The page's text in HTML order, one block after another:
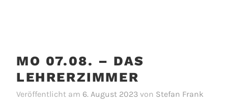
MO 07.08. – DAS
LEHRERZIMMER
Veröffentlicht am 6. August 2023 von Stefan Frank